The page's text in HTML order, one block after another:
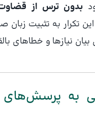
بدون ترس از
تکرار به تثبیت
بیان نیازها و خطاهای
به